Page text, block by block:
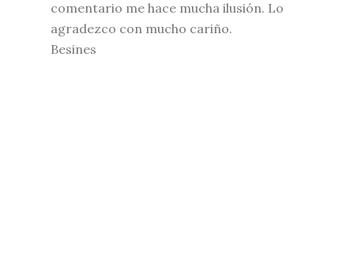
comentario me hace mucha ilusión. Lo
agradezco con mucho cariño.
Besines